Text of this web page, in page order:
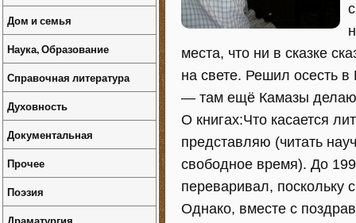
места, что ни в сказке
на свете. Решил осесть
— там ещё Камазы
О книгах:Что касается
представляю (читать
свободное время). До
переваривал, поскольку
Однако, вместе с
Дом и семья
Наука, Образование
Справочная литература
Духовность
Документальная
Прочее
Поэзия